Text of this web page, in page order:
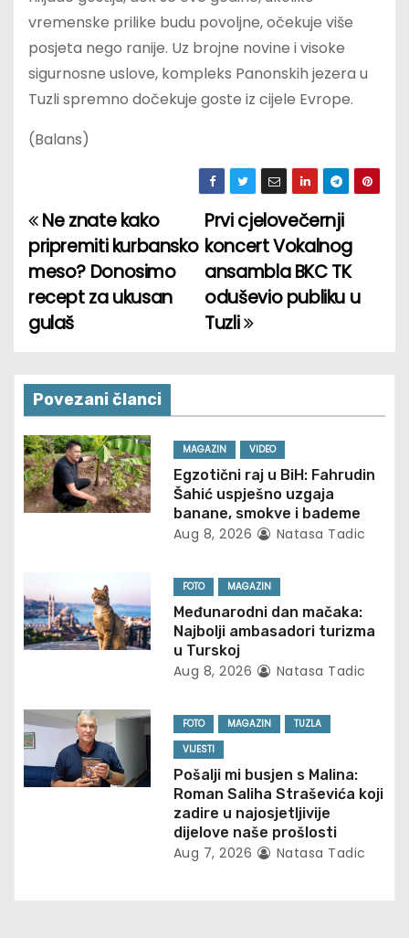
vremenske prilike budu povoljne, očekuje više
posjeta nego ranije. Uz brojne novine i visoke
sigurnosne uslove, kompleks Panonskih jezera u
Tuzli spremno dočekuje goste iz cijele Evrope.
(Balans)
P
o
s
t
n
a
v
i
t
i
n
Prvi cjelovečernji
koncert Vokalnog
ansambla BKC TK
oduševio publiku u
Tuzli
Ne znate kako
pripremiti kurbansko
meso? Donosimo
recept za ukusan
gulaš
Povezani članci
MAGAZIN VIDEO
Egzotični raj u BiH: Fahrudin
Šahić uspješno uzgaja
banane, smokve i bademe
Aug 8, 2026 Natasa Tadic
FOTO MAGAZIN
Međunarodni dan mačaka:
Najbolji ambasadori turizma
u Turskoj
Aug 8, 2026 Natasa Tadic
FOTO MAGAZIN
TUZLA
VIJESTI
Pošalji mi busjen s Malina:
Roman Saliha Straševića koji
zadire u najosjetljivije
dijelove naše prošlosti
Aug 7, 2026 Natasa Tadic